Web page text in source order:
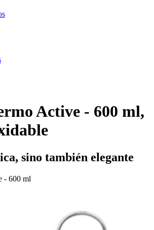
Active - 600 ml,
sino también elegante
- 600 ml